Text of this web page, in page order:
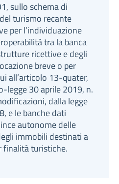
sullo schema di
turismo recante
per l’individuazione
tra la banca
ricettive e degli
breve o per
all’articolo 13-quater,
legge 30 aprile 2019, n.
dalla legge
e le banche dati
autonome delle
immobili destinati a
finalità turistiche.